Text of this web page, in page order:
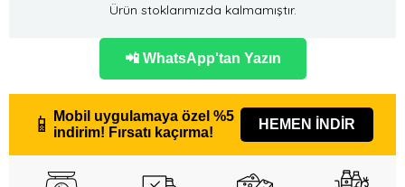
Ürün stoklarımızda kalmamıştır.
📲 WhatsApp'tan Yazın
📱 Mobil uygulamaya özel %5
indirim! Fırsatı kaçırma!
HEMEN İNDİR